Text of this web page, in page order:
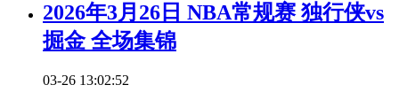
2026年3月26日 NBA常规赛 独行侠vs
掘金 全场集锦
03-26 13:02:52